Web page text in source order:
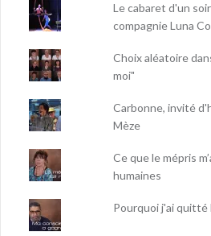
Le cabaret d'un
compagnie Luna
Choix aléatoire
moi"
Carbonne, invité
Mèze
Ce que le mépris
humaines
Pourquoi j'ai quitté